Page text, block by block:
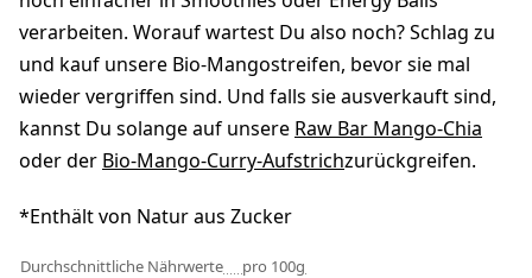
verarbeiten. Worauf wartest Du also noch? Schlag zu
und kauf unsere Bio-Mangostreifen, bevor sie mal
wieder vergriffen sind. Und falls sie ausverkauft sind,
kannst Du solange auf unsere Raw Bar Mango-Chia
oder der Bio-Mango-Curry-Aufstrichzurückgreifen.
*Enthält von Natur aus Zucker
Durchschnittliche Nährwerte
pro 100g